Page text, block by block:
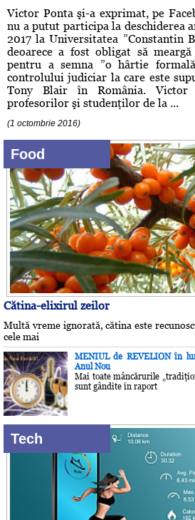
Victor Ponta şi-a exprimat, pe
nu a putut participa la deschiderea
2017 la Universitatea ”Constantin
deoarece a fost obligat să
pentru a semna ”o hârtie
controlului judiciar la care este
Tony Blair în România. Victor
profesorilor şi studenţilor de la ...
(1 octombrie 2016)
Food
Cătina-elixirul zeilor
Multă vreme ignorată, cătina este
cele mai
MENIUL de REVELION în
Anul Nou
Mai toate mâncărurile
sunt gândite în raport
Tech